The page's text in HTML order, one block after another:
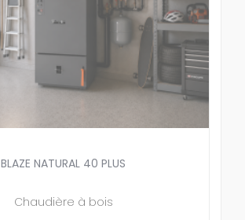
BLAZE NATURAL 40 PLUS
Chaudière à bois